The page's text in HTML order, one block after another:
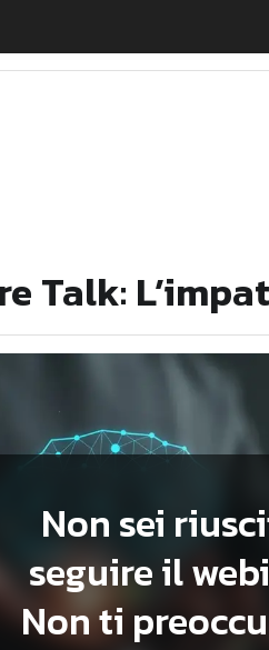
Talk:
Non sei
seguire il
Non ti